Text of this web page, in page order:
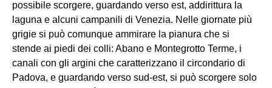
possibile scorgere, guardando verso est, addirittura la
laguna e alcuni campanili di Venezia. Nelle giornate più
grigie si può comunque ammirare la pianura che si
stende ai piedi dei colli: Abano e Montegrotto Terme, i
canali con gli argini che caratterizzano il circondario di
Padova, e guardando verso sud-est, si può scorgere solo